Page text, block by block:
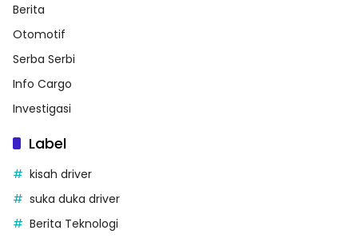
Berita
Otomotif
Serba Serbi
Info Cargo
Investigasi
Label
kisah driver
suka duka driver
Berita Teknologi